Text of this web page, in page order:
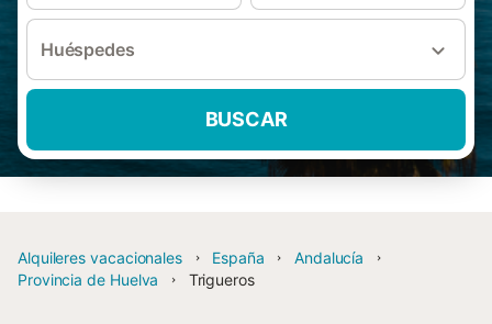
Huéspedes
BUSCAR
Alquileres vacacionales España
Andalucía
Provincia de Huelva
Trigueros